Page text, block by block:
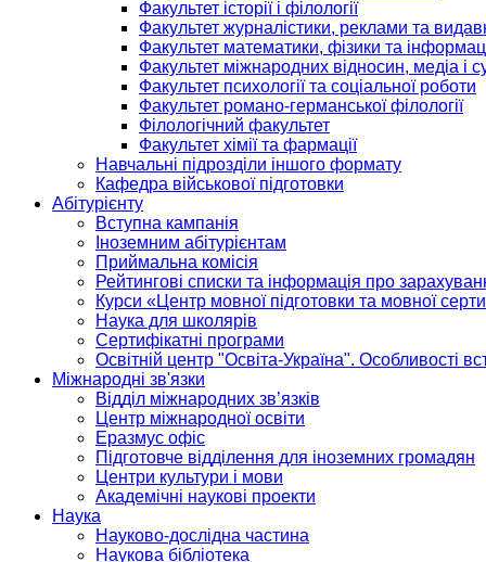
Факультет історії і філології
Факультет журналістики, реклами та
Факультет математики, фізики та
Факультет міжнародних відносин, медіа і
Факультет психології та соціальної роботи
Факультет романо-германської філології
Філологічний факультет
Факультет хімії та фармації
Навчальні підрозділи іншого формату
Кафедра військової підготовки
Абітурієнту
Вступна кампанія
Іноземним абітурієнтам
Приймальна комісія
Рейтингові списки та інформація про
Курси «Центр мовної підготовки та мовної
Наука для школярів
Сертифікатні програми
Освітній центр "Освіта-Україна". Особливості
Міжнародні зв'язки
Відділ міжнародних зв’язків
Центр міжнародної освіти
Еразмус офіс
Підготовче відділення для іноземних громадян
Центри культури і мови
Академічні наукові проекти
Наука
Науково-дослідна частина
Наукова бібліотека